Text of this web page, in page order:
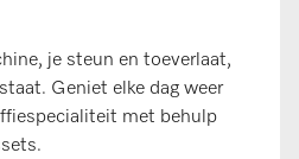
je steun en toeverlaat,
Geniet elke dag weer
met behulp